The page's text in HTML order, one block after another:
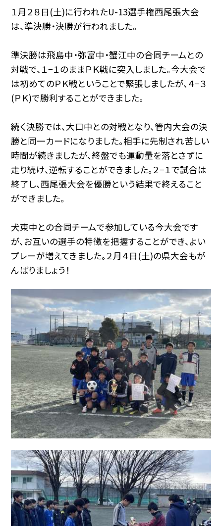
１月２８日(土)に行われたU-13選手権西尾張大会
は、準決勝・決勝が行われました。
準決勝は飛島中・弥富中・蟹江中の合同チームとの
対戦で、１−１のままＰＫ戦に突入しました。今大会で
は初めてのＰＫ戦ということで緊張しましたが、４−３
(ＰＫ)で勝利することができました。
続く決勝では、大口中との対戦となり、管内大会の決
勝と同一カードになりました。相手に先制され苦しい
時間が続きましたが、終盤でも運動量を落とさずに
走り続け、逆転することができました。２−１で試合は
終了し、西尾張大会を優勝という結果で終えること
ができました。
犬東中との合同チームで参加している今大会です
が、お互いの選手の特徴を把握することができ、よい
プレーが増えてきました。２月４日(土)の県大会もが
んばりましょう！